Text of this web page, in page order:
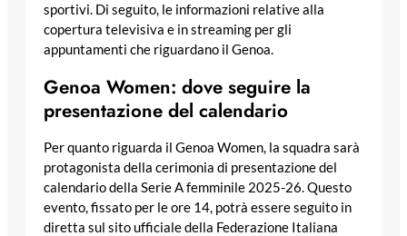
sportivi. Di seguito, le informazioni relative alla
copertura televisiva e in streaming per gli
appuntamenti che riguardano il Genoa.
Genoa Women: dove seguire la
presentazione del calendario
Per quanto riguarda il Genoa Women, la squadra sarà
protagonista della cerimonia di presentazione del
calendario della Serie A femminile 2025-26. Questo
evento, fissato per le ore 14, potrà essere seguito in
diretta sul sito ufficiale della Federazione Italiana